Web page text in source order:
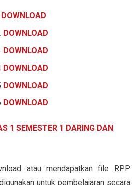
DOWNLOAD
DOWNLOAD
DOWNLOAD
DOWNLOAD
DOWNLOAD
DOWNLOAD
1 SEMESTER 1 DARING DAN
atau mendapatkan file RPP
untuk pembelajaran secara